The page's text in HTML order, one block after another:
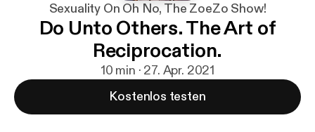
Sexuality On Oh No, The ZoeZo Show!
Do Unto Others. The Art of
Reciprocation.
10 min · 27. Apr. 2021
Kostenlos testen